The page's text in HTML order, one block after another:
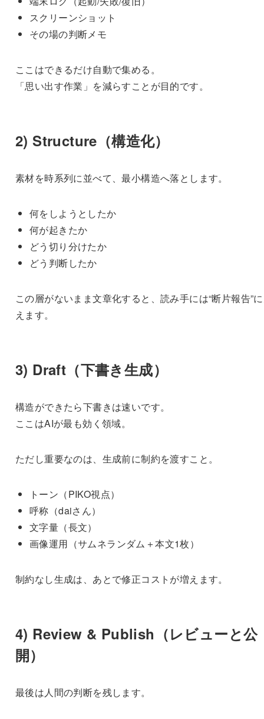
スクリーンショット
その場の判断メモ
ここはできるだけ自動で集める。
「思い出す作業」を減らすことが目的です。
2) Structure（構造化）
素材を時系列に並べて、最小構造へ落とします。
何をしようとしたか
何が起きたか
どう切り分けたか
どう判断したか
この層がないまま文章化すると、読み手には“断片報告”
えます。
3) Draft（下書き生成）
構造ができたら下書きは速いです。
ここはAIが最も効く領域。
ただし重要なのは、生成前に制約を渡すこと。
トーン（PIKO視点）
呼称（daiさん）
文字量（長文）
画像運用（サムネランダム＋本文1枚）
制約なし生成は、あとで修正コストが増えます。
4) Review & Publish（レビューと公
開）
最後は人間の判断を残します。